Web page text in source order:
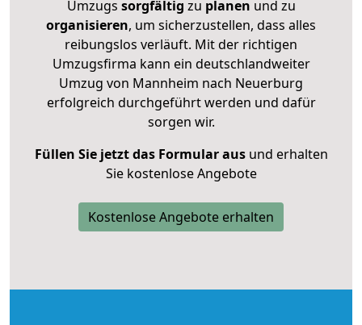
Umzugs sorgfältig zu planen und zu
organisieren, um sicherzustellen, dass alles
reibungslos verläuft. Mit der richtigen
Umzugsfirma kann ein deutschlandweiter
Umzug von Mannheim nach Neuerburg
erfolgreich durchgeführt werden und dafür
sorgen wir.
Füllen Sie jetzt das Formular ausund erhalten
Sie kostenlose Angebote
Kostenlose Angebote erhalten